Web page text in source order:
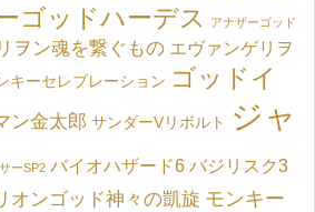
ゴッドハーデス アナザーゴッド
ヲン魂を繋ぐもの エヴァンゲリヲ
キーセレブレーション ゴッドイ
ン金太郎 サンダーVリボルト
ジャ
ーSP2 バイオハザード6 バジリスク3
オンゴッド神々の凱旋 モンキー